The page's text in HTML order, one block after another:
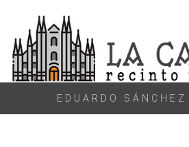
content
EDUARDO